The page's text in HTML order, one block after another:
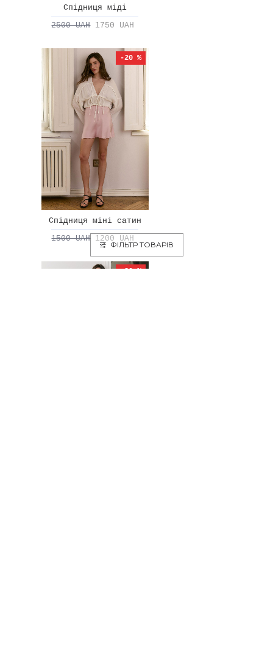
Спідниця міді
2500 UAH 1750 UAH
-20 %
Спідниця міні сатин
1500 UAH 1200 UAH
-30 %
ФІЛЬТР ТОВАРІВ